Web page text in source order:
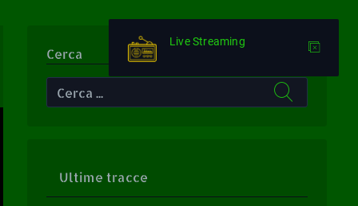
Cerca
Ultime tracce
Live Streaming